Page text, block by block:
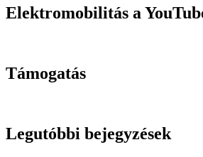
Elektromobilitás a
Támogatás
Legutóbbi bejegyzések